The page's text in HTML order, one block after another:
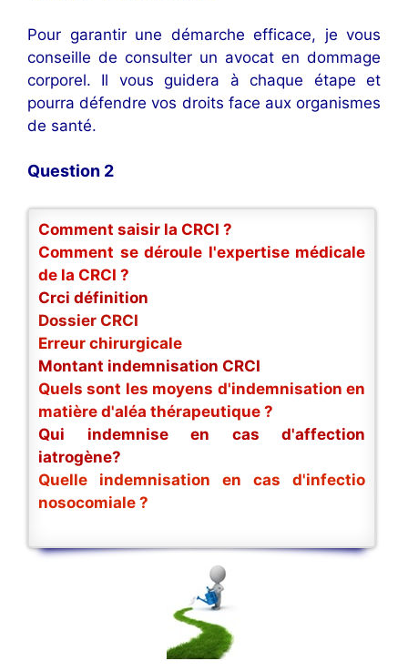
Pour garantir une démarche efficace, je vous
conseille de consulter un avocat en dommage
corporel. Il vous guidera à chaque étape et
pourra défendre vos droits face aux organismes
de santé.
Question 2
Comment saisir la CRCI ?
Comment se déroule l'expertise médicale
de la CRCI ?
Crci définition
Dossier CRCI
Erreur chirurgicale
Montant indemnisation CRCI
Quels sont les moyens d'indemnisation en
matière d'aléa thérapeutique ?
Qui indemnise en cas d'affection
iatrogène?
Quelle indemnisation en cas d'infectio
nosocomiale ?